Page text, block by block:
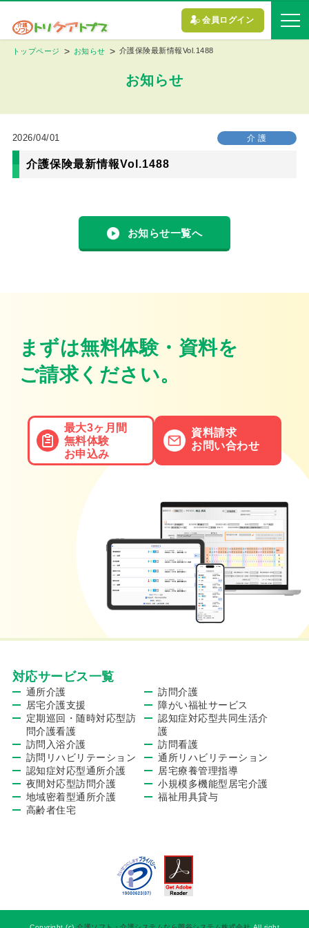
会員ログイン
トップページ お知らせ 介護保険最新情報Vol.1488
お知らせ
2026/04/01 介 護
介護保険最新情報Vol.1488
お知らせ一覧へ
まずは無料体験・資料を
ご請求ください。
最大3ヶ月間
無料体験
お申込み
資料請求
お問い合わせ
対応サービス一覧
通所介護
訪問介護
居宅介護支援
障がい福祉サービス
定期巡回・随時対応型訪
問介護看護
認知症対応型共同生活介
護
訪問入浴介護
訪問看護
訪問リハビリテーション
通所リハビリテーション
認知症対応型通所介護
居宅療養管理指導
夜間対応型訪問介護
小規模多機能型居宅介護
地域密着型通所介護
福祉用具貸与
高齢者住宅